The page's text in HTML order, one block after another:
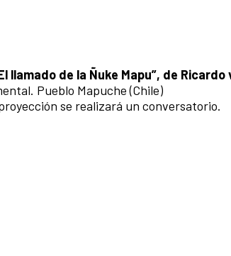
llamado de la Ñuke Mapu”, de
Pueblo Mapuche (Chile)
se realizará un conversatorio.